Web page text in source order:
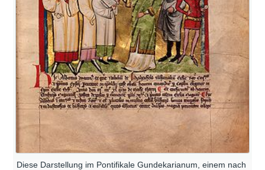
Diese Darstellung im Pontifikale Gundekarianum, einem nach